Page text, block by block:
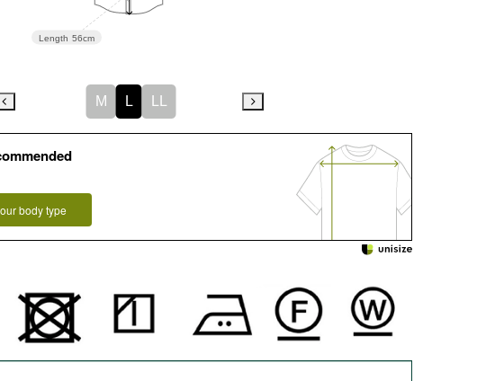
Length 56cm
M L
body type